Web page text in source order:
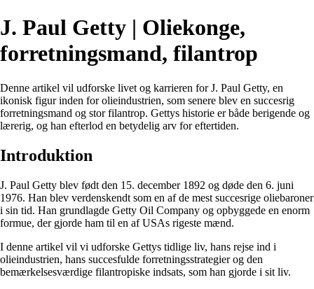
J. Paul Getty | Oliekonge,
forretningsmand, filantrop
Denne artikel vil udforske livet og karrieren for J. Paul Getty, en
ikonisk figur inden for olieindustrien, som senere blev en succesrig
forretningsmand og stor filantrop. Gettys historie er både berigende og
lærerig, og han efterlod en betydelig arv for eftertiden.
Introduktion
J. Paul Getty blev født den 15. december 1892 og døde den 6. juni
1976. Han blev verdenskendt som en af ​​de mest succesrige oliebaroner
i sin tid. Han grundlagde Getty Oil Company og opbyggede en enorm
formue, der gjorde ham til en af ​​USAs rigeste mænd.
I denne artikel vil vi udforske Gettys tidlige liv, hans rejse ind i
olieindustrien, hans succesfulde forretningsstrategier og den
bemærkelsesværdige filantropiske indsats, som han gjorde i sit liv.